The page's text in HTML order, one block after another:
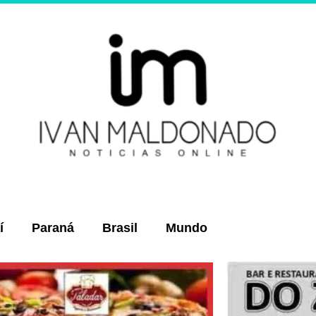
Paraná Brasil Mundo